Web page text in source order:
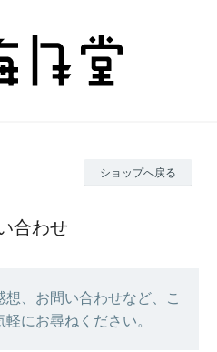
ショップへ戻る
合わせ
、お問い合わせなど、こ
にお尋ねください。